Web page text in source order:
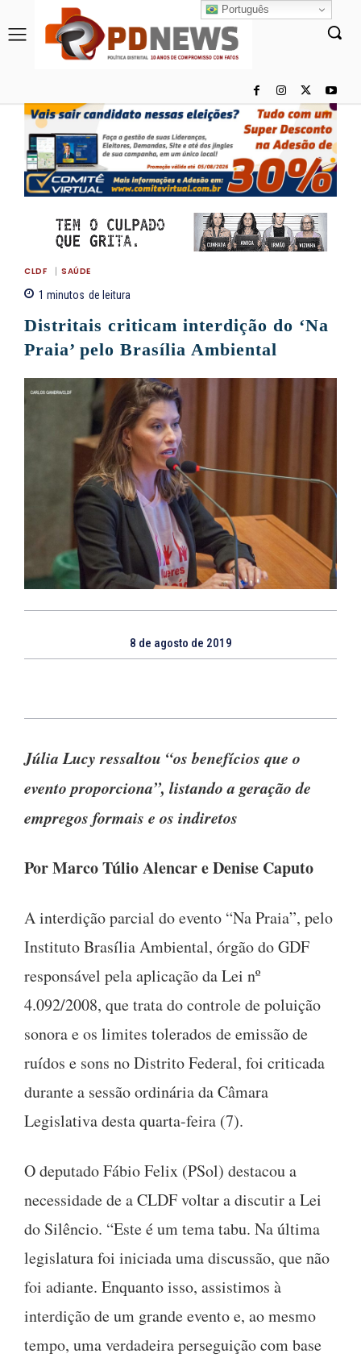
CLDF SAÚDE
1 minutos de leitura
Distritais criticam interdição do ‘Na
Praia’ pelo Brasília Ambiental
8 de agosto de 2019
Júlia Lucy ressaltou “os benefícios que o
evento proporciona”, listando a geração de
empregos formais e os indiretos
Por Marco Túlio Alencar e Denise Caputo
A interdição parcial do evento “Na Praia”, pelo
Instituto Brasília Ambiental, órgão do GDF
responsável pela aplicação da Lei nº
4.092/2008, que trata do controle de poluição
sonora e os limites tolerados de emissão de
ruídos e sons no Distrito Federal, foi criticada
durante a sessão ordinária da Câmara
Legislativa desta quarta-feira (7).
O deputado Fábio Felix (PSol) destacou a
necessidade de a CLDF voltar a discutir a Lei
do Silêncio. “Este é um tema tabu. Na última
legislatura foi iniciada uma discussão, que não
foi adiante. Enquanto isso, assistimos à
interdição de um grande evento e, ao mesmo
tempo, uma verdadeira perseguição com base
Português